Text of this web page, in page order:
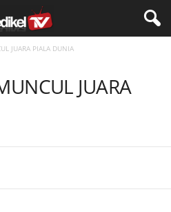
JUARA PIALA DUNIA
JUARA